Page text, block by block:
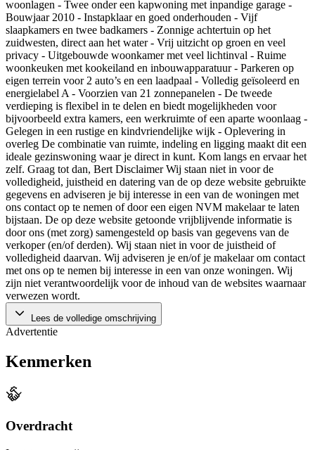
woonlagen - Twee onder een kapwoning met inpandige garage -
Bouwjaar 2010 - Instapklaar en goed onderhouden - Vijf
slaapkamers en twee badkamers - Zonnige achtertuin op het
zuidwesten, direct aan het water - Vrij uitzicht op groen en veel
privacy - Uitgebouwde woonkamer met veel lichtinval - Ruime
woonkeuken met kookeiland en inbouwapparatuur - Parkeren op
eigen terrein voor 2 auto’s en een laadpaal - Volledig geïsoleerd en
energielabel A - Voorzien van 21 zonnepanelen - De tweede
verdieping is flexibel in te delen en biedt mogelijkheden voor
bijvoorbeeld extra kamers, een werkruimte of een aparte woonlaag -
Gelegen in een rustige en kindvriendelijke wijk - Oplevering in
overleg De combinatie van ruimte, indeling en ligging maakt dit een
ideale gezinswoning waar je direct in kunt. Kom langs en ervaar het
zelf. Graag tot dan, Bert Disclaimer Wij staan niet in voor de
volledigheid, juistheid en datering van de op deze website gebruikte
gegevens en adviseren je bij interesse in een van de woningen met
ons contact op te nemen of door een eigen NVM makelaar te laten
bijstaan. De op deze website getoonde vrijblijvende informatie is
door ons (met zorg) samengesteld op basis van gegevens van de
verkoper (en/of derden). Wij staan niet in voor de juistheid of
volledigheid daarvan. Wij adviseren je en/of je makelaar om contact
met ons op te nemen bij interesse in een van onze woningen. Wij
zijn niet verantwoordelijk voor de inhoud van de websites waarnaar
verwezen wordt.
Lees de volledige omschrijving
Advertentie
Kenmerken
Overdracht